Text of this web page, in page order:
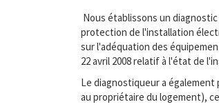
Nous établissons un
protection de l'installation
sur l'adéquation des
22 avril 2008 relatif à l'état de
Le diagnostiqueur a
au propriétaire du logement),